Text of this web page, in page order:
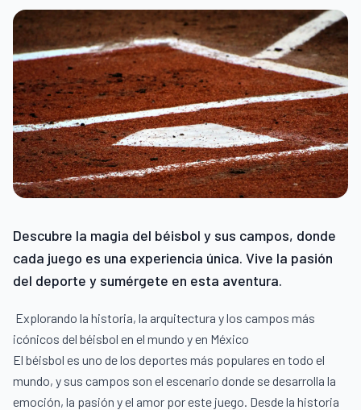
Descubre la magia del béisbol y sus campos, donde
cada juego es una experiencia única. Vive la pasión
del deporte y sumérgete en esta aventura.
Explorando la historia, la arquitectura y los campos más
icónicos del béisbol en el mundo y en México
El béisbol es uno de los deportes más populares en todo el
mundo, y sus campos son el escenario donde se desarrolla la
emoción, la pasión y el amor por este juego. Desde la historia